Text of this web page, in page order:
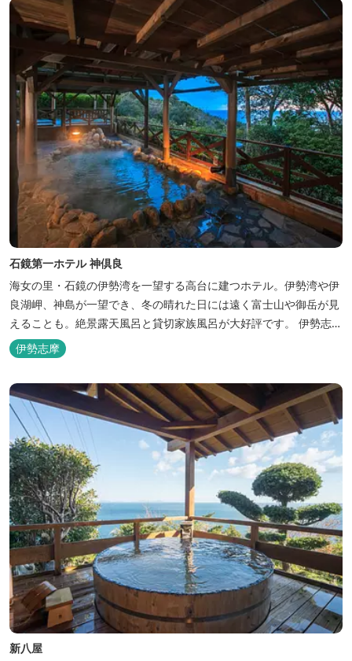
石鏡第一ホテル 神倶良
海女の里・石鏡の伊勢湾を一望する高台に建つホテル。伊勢湾や伊
良湖岬、神島が一望でき、冬の晴れた日には遠く富士山や御岳が見
えることも。絶景露天風呂と貸切家族風呂が大好評です。 伊勢志摩
の新鮮な海の幸をふんだんに使った味覚自慢の人情味あふれる温泉
宿です。
伊勢志摩
新八屋